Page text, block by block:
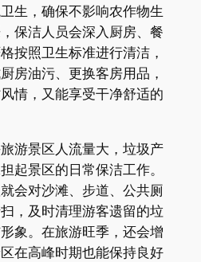
生，确保不影响农作物生
保洁人员会深入厨房、餐
按照卫生标准进行清洁，
房油污、更换客房用品，
情，又能享受干净舒适的
游景区人流量大，垃圾产
起景区的日常保洁工作。
会对沙滩、步道、公共厕
，及时清理游客遗留的垃
象。在旅游旺季，还会增
在高峰时期也能保持良好